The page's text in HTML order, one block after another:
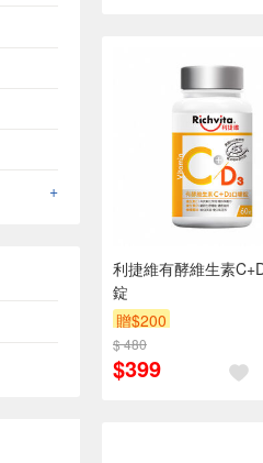
+
利捷維有酵維生素
錠
贈$200
$ 480
$399